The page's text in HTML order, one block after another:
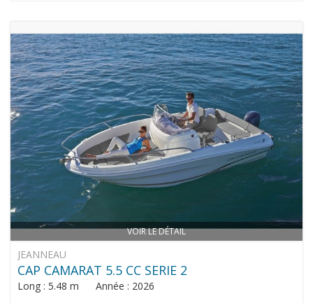
VOIR LE DÉTAIL
JEANNEAU
CAP CAMARAT 5.5 CC SERIE 2
Long : 5.48 m Année : 2026